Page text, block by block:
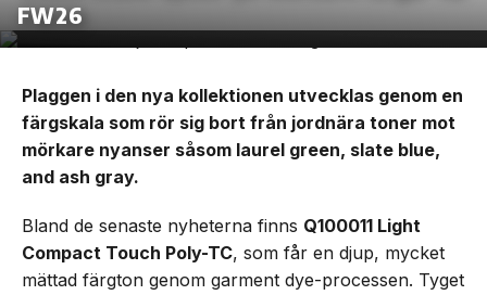
FW26
Plaggen i den nya kollektionen utvecklas genom en
färgskala som rör sig bort från jordnära toner mot
mörkare nyanser såsom laurel green, slate blue,
and ash gray.
Bland de senaste nyheterna finns Q100011 Light
Compact Touch Poly-TC, som får en djup, mycket
mättad färgton genom garment dye-processen. Tyget